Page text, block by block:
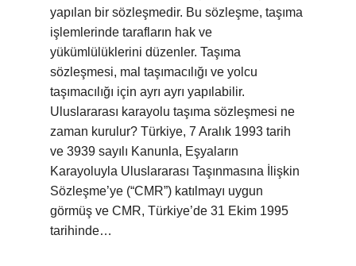
yapılan bir sözleşmedir. Bu sözleşme, taşıma
işlemlerinde tarafların hak ve
yükümlülüklerini düzenler. Taşıma
sözleşmesi, mal taşımacılığı ve yolcu
taşımacılığı için ayrı ayrı yapılabilir.
Uluslararası karayolu taşıma sözleşmesi ne
zaman kurulur? Türkiye, 7 Aralık 1993 tarih
ve 3939 sayılı Kanunla, Eşyaların
Karayoluyla Uluslararası Taşınmasına İlişkin
Sözleşme’ye (“CMR”) katılmayı uygun
görmüş ve CMR, Türkiye’de 31 Ekim 1995
tarihinde…